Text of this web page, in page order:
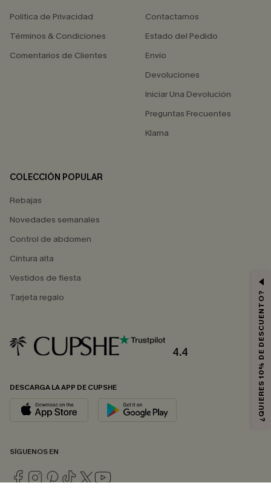
Política de Privacidad
Términos & Condiciones
Comentarios de Clientes
Contactarnos
Estado del Pedido
Envío
Devoluciones
Iniciar Una Devolución
Preguntas Frecuentes
Klarna
COLECCIÓN POPULAR
Rebajas
Novedades semanales
Control de abdomen
Cintura alta
Vestidos de fiesta
Tarjeta regalo
4.4
DESCARGA LA APP DE CUPSHE
SÍGUENOS EN
¿QUIERES 10% DE DESCUENTO?